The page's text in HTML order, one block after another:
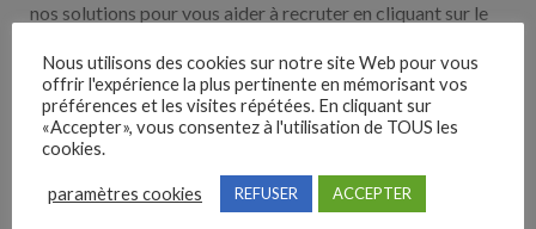
nos solutions pour vous aider à recruter en cliquant sur le
Nos solutions entreprises
Lorem ipsum dolor sit amet, consectetur adipiscing elit. Ut
elit tellus, luctus nec ullamcorper mattis, pulvinar dapibus
Nous utilisons des cookies sur notre site Web pour vous
offrir l'expérience la plus pertinente en mémorisant vos
préférences et les visites répétées. En cliquant sur
«Accepter», vous consentez à l'utilisation de TOUS les
cookies.
paramètres cookies REFUSER ACCEPTER